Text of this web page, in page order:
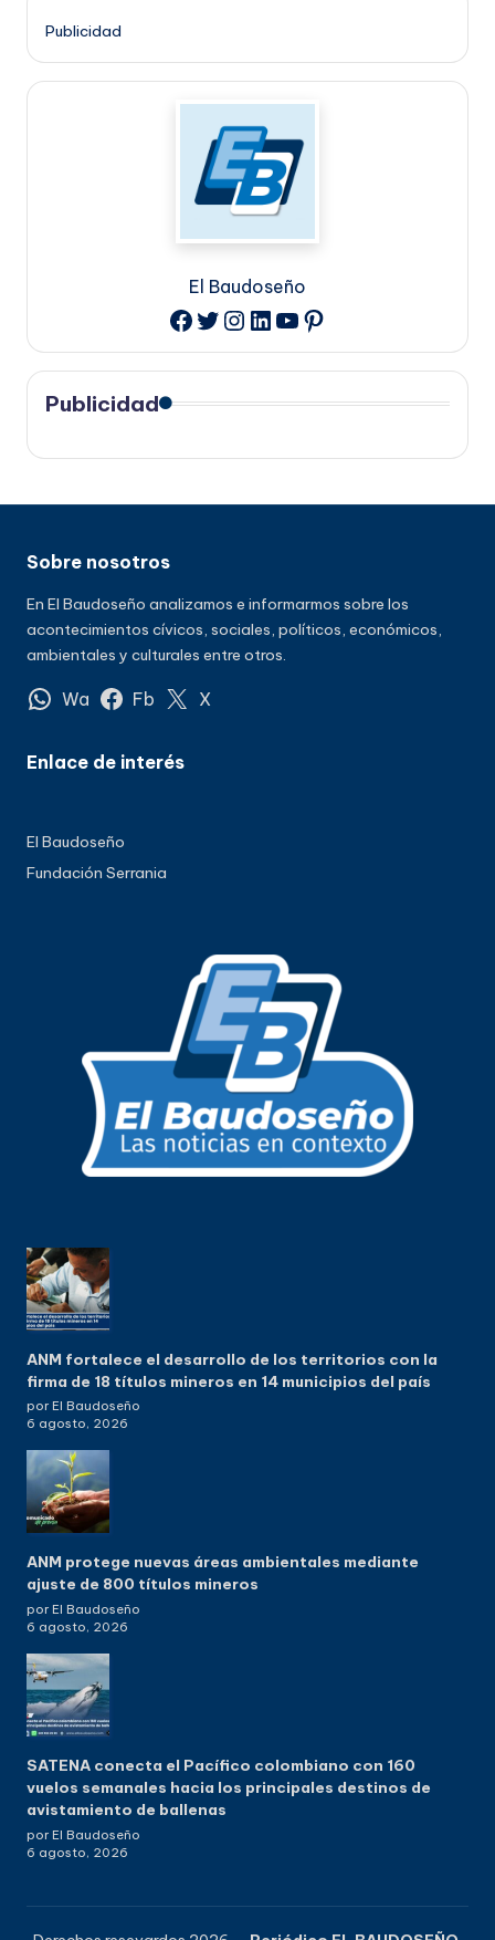
Publicidad
El Baudoseño
Facebook
Twitter
Instagram
LinkedIn
YouTube
Pinterest
Publicidad
Sobre nosotros
En El Baudoseño analizamos e informarmos sobre los
acontecimientos cívicos, sociales, políticos, económicos,
ambientales y culturales entre otros.
Wa Fb X
Enlace de interés
El Baudoseño
Fundación Serrania
ANM fortalece el desarrollo de los territorios con la
firma de 18 títulos mineros en 14 municipios del país
por El Baudoseño
6 agosto, 2026
ANM protege nuevas áreas ambientales mediante
ajuste de 800 títulos mineros
por El Baudoseño
6 agosto, 2026
SATENA conecta el Pacífico colombiano con 160
vuelos semanales hacia los principales destinos de
avistamiento de ballenas
por El Baudoseño
6 agosto, 2026